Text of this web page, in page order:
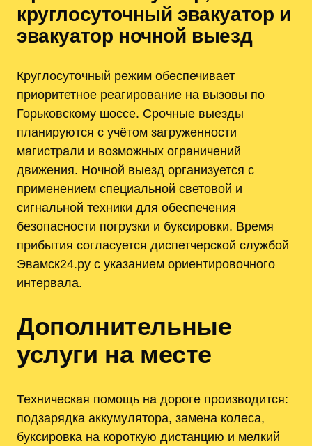
круглосуточный эвакуатор и
эвакуатор ночной выезд
Круглосуточный режим обеспечивает
приоритетное реагирование на вызовы по
Горьковскому шоссе. Срочные выезды
планируются с учётом загруженности
магистрали и возможных ограничений
движения. Ночной выезд организуется с
применением специальной световой и
сигнальной техники для обеспечения
безопасности погрузки и буксировки. Время
прибытия согласуется диспетчерской службой
Эвамск24.ру с указанием ориентировочного
интервала.
Дополнительные
услуги на месте
Техническая помощь на дороге производится:
подзарядка аккумулятора, замена колеса,
буксировка на короткую дистанцию и мелкий